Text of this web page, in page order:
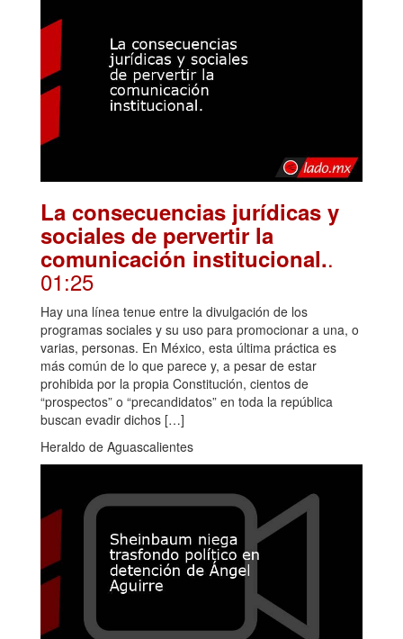
La consecuencias jurídicas y
sociales de pervertir la
comunicación institucional..
01:25
Hay una línea tenue entre la divulgación de los
programas sociales y su uso para promocionar a una, o
varias, personas. En México, esta última práctica es
más común de lo que parece y, a pesar de estar
prohibida por la propia Constitución, cientos de
“prospectos” o “precandidatos” en toda la república
buscan evadir dichos […]
Heraldo de Aguascalientes